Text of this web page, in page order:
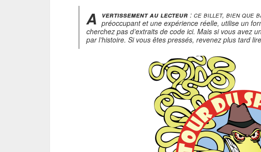
A vertissement au lecteur : ce billet, bien que
préoccupant et une expérience réelle, utilise un
cherchez pas d’extraits de code ici. Mais si vous avez
par l’histoire. Si vous êtes pressés, revenez plus tard